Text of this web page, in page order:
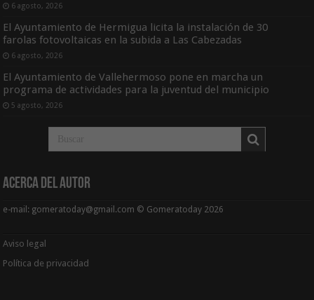
6 agosto, 2026
El Ayuntamiento de Hermigua licita la instalación de 30
farolas fotovoltaicas en la subida a Las Cabezadas
6 agosto, 2026
El Ayuntamiento de Vallehermoso pone en marcha un
programa de actividades para la juventud del municipio
5 agosto, 2026
Acerca del Autor
e-mail: gomeratoday@gmail.com © Gomeratoday 2026
Aviso legal
Política de privacidad